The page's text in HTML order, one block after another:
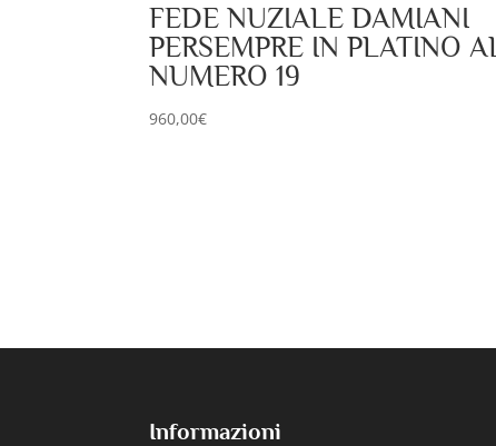
FEDE NUZIALE DAMIANI
PERSEMPRE IN PLATINO AL
NUMERO 19
960,00€
Informazioni